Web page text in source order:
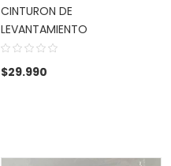
CINTURON DE
LEVANTAMIENTO
$29.990